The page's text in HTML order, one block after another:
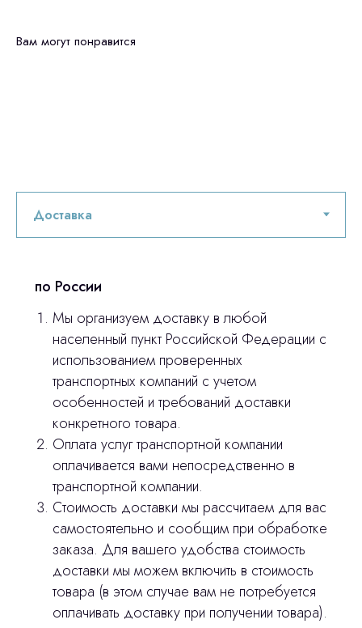
Вам могут понравится
по России
Мы организуем доставку в любой
населенный пункт Российской Федерации с
использованием проверенных
транспортных компаний с учетом
особенностей и требований доставки
конкретного товара.
Оплата услуг транспортной компании
оплачивается вами непосредственно в
транспортной компании.
Стоимость доставки мы рассчитаем для вас
самостоятельно и сообщим при обработке
заказа. Для вашего удобства стоимость
доставки мы можем включить в стоимость
товара (в этом случае вам не потребуется
оплачивать доставку при получении товара).
Остались вопросы